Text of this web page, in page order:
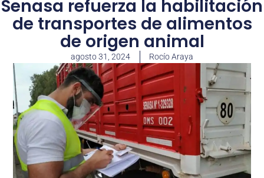
Senasa refuerza la habilitación
de transportes de alimentos
de origen animal
agosto 31, 2024 Rocío Araya